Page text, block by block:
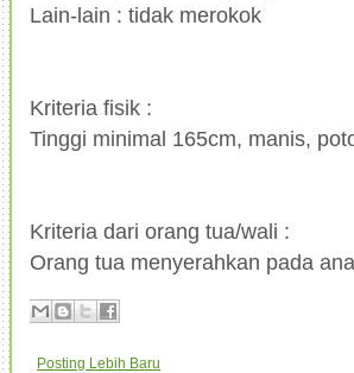
Lain-lain : tidak merokok
Kriteria fisik :
Tinggi minimal 165cm, manis,
Kriteria dari orang tua/wali :
Orang tua menyerahkan pada
Posting Lebih Baru